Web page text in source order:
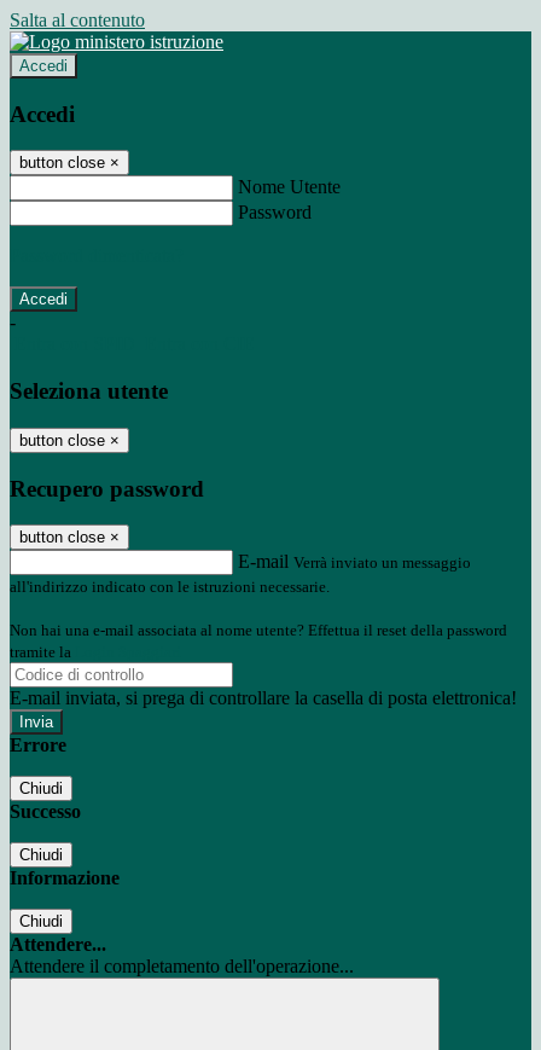
Salta al contenuto
Accedi
Accedi
button close ×
Nome Utente
Password
-
Seleziona utente
button close ×
Recupero password
button close ×
E-mail Verrà inviato un messaggio
all'indirizzo indicato con le istruzioni necessarie.
Non hai una e-mail associata al nome utente? Effettua il reset della password
tramite la
E-mail inviata, si prega di controllare la casella di posta elettronica!
Errore
Chiudi
Successo
Chiudi
Informazione
Chiudi
Attendere...
Attendere il completamento dell'operazione...